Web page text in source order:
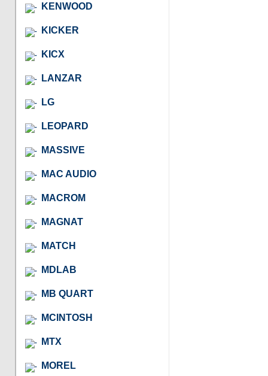
KENWOOD
KICKER
KICX
LANZAR
LG
LEOPARD
MASSIVE
MAC AUDIO
MACROM
MAGNAT
MATCH
MDLAB
MB QUART
MCINTOSH
MTX
MOREL